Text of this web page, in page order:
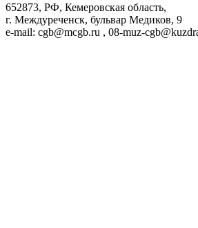
652873, РФ, Кемеровская область,
г. Междуреченск, бульвар Медиков, 9
e-mail: cgb@mcgb.ru , 08-muz-